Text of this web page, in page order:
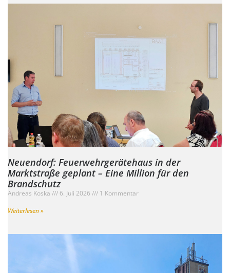
Neuendorf: Feuerwehrgerätehaus in der
Marktstraße geplant – Eine Million für den
Brandschutz
Andreas Koska 6. Juli 2026
1 Kommentar
Weiterlesen »